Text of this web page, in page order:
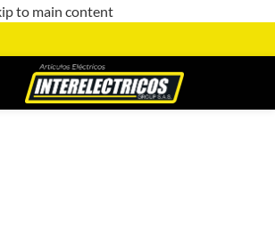
to main content